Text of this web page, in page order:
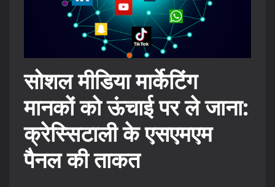
सोशल मीडिया मार्केटिंग
मानकों को ऊंचाई पर ले जाना:
क्रेस्सिटाली के एसएमएम
पैनल की ताकत